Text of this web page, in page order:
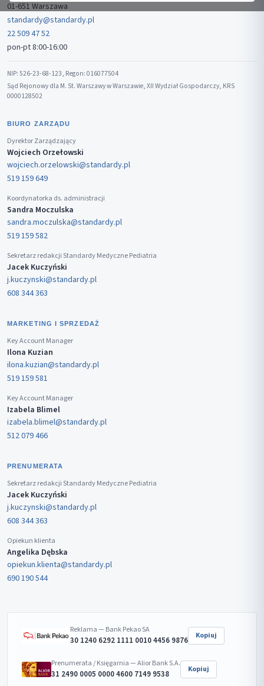
01-651 Warszawa
standardy@standardy.pl
22 509 47 52
pon-pt 8:00-16:00
NIP: 526-23-68-123, Regon: 016077504
Sąd Rejonowy dla M. St. Warszawy w Warszawie, XII Wydział Gospodarczy, KRS
0000128502
BIURO ZARZĄDU
Dyrektor Zarządzający
Wojciech Orzełowski
wojciech.orzelowski@standardy.pl
519 159 649
Koordynatorka ds. administracji
Sandra Moczulska
sandra.moczulska@standardy.pl
519 159 582
Sekretarz redakcji Standardy Medyczne Pediatria
Jacek Kuczyński
j.kuczynski@standardy.pl
608 344 363
MARKETING I SPRZEDAŻ
Key Account Manager
Ilona Kuzian
ilona.kuzian@standardy.pl
519 159 581
Key Account Manager
Izabela Blimel
izabela.blimel@standardy.pl
512 079 466
PRENUMERATA
Sekretarz redakcji Standardy Medyczne Pediatria
Jacek Kuczyński
j.kuczynski@standardy.pl
608 344 363
Opiekun klienta
Angelika Dębska
opiekun.klienta@standardy.pl
690 190 544
Reklama — Bank Pekao SA
30 1240 6292 1111 0010 4456 9876 Kopiuj
Prenumerata / Księgarnia — Alior Bank S.A.
31 2490 0005 0000 4600 7149 9538 Kopiuj